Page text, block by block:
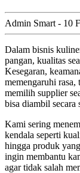
Admin Smart - 10
Dalam bisnis
pangan, kualitas
Kesegaran,
memengaruhi
memilih supplier
bisa diambil secara
Kami sering
kendala seperti
hingga produk
ingin membantu
agar tidak salah